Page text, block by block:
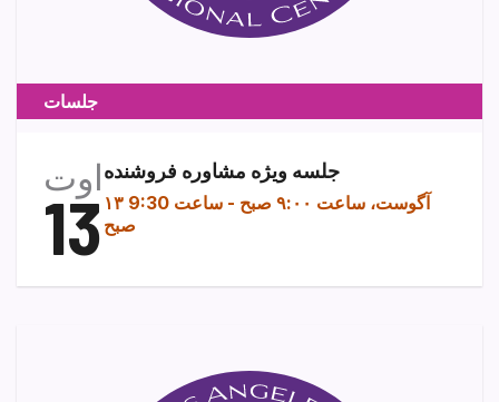
جلسات
اوت
13
جلسه ویژه مشاوره فروشنده
۱۳ آگوست، ساعت ۹:۰۰ صبح -
ساعت 9:30
صبح